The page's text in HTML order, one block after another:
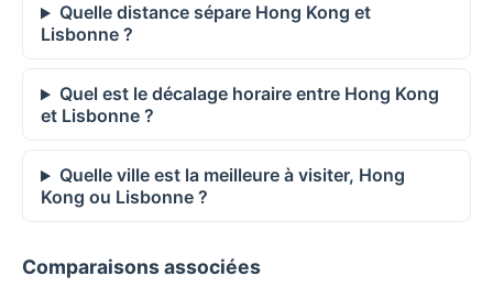
Quelle distance sépare Hong Kong et
Lisbonne ?
Quel est le décalage horaire entre Hong Kong
et Lisbonne ?
Quelle ville est la meilleure à visiter, Hong
Kong ou Lisbonne ?
Comparaisons associées